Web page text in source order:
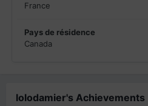
France
Pays de résidence
Canada
lolodamier's Achievements